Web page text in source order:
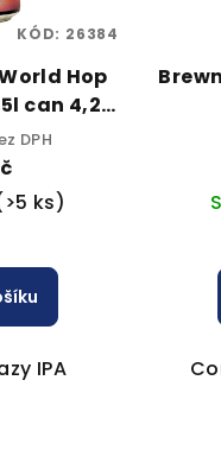
Hop
can 4,2%
DPH
ks)
IPA
KÓD: 26384